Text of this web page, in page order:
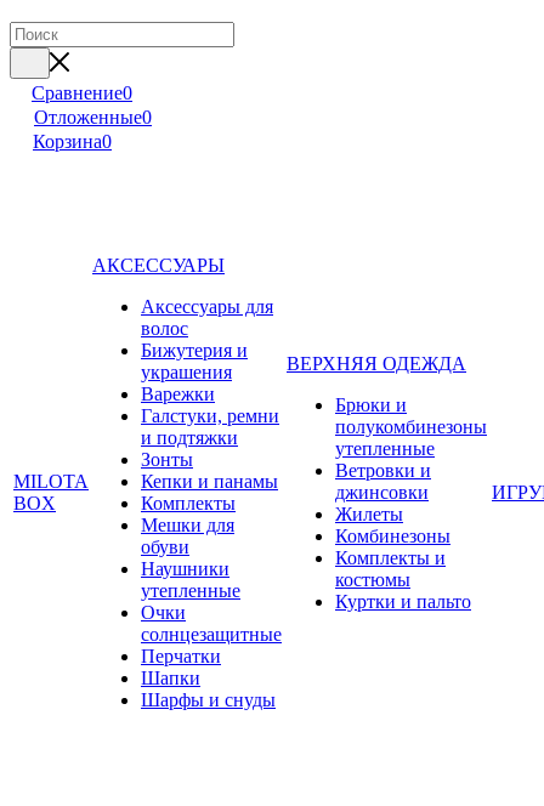
Сравнение0
Отложенные0
Корзина0
MILOTA
BOX
АКСЕССУАРЫ
Аксессуары для
волос
Бижутерия и
украшения
Варежки
Галстуки, ремни
и подтяжки
Зонты
Кепки и панамы
Комплекты
Мешки для
обуви
Наушники
утепленные
Очки
солнцезащитные
Перчатки
Шапки
Шарфы и снуды
ВЕРХНЯЯ ОДЕЖДА
Брюки и
полукомбинезоны
утепленные
Ветровки и
джинсовки
Жилеты
Комбинезоны
Комплекты и
костюмы
Куртки и пальто